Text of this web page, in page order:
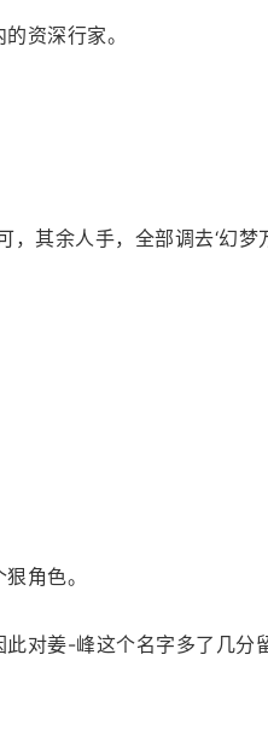
资深行家。
其余人手，全部调去‘幻梦
角色。
对姜-峰这个名字多了几分